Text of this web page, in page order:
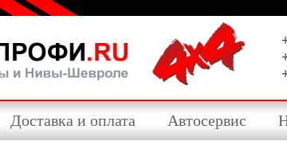
Доставка и оплата Автосервис